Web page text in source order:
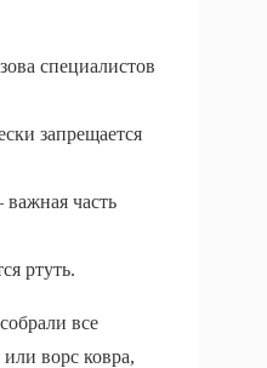
специалистов
запрещается
часть
ртуть.
все
ворс ковра,